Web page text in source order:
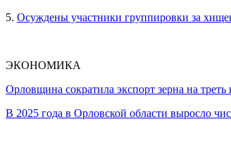
5. Осуждены участники группировки за
ЭКОНОМИКА
Орловщина сократила экспорт зерна на треть
В 2025 года в Орловской области выросло